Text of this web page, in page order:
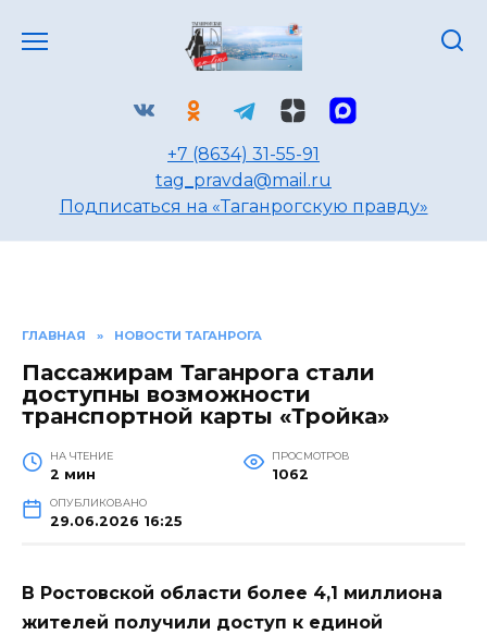
+7 (8634) 31-55-91
tag_pravda@mail.ru
Подписаться на «Таганрогскую правду»
ГЛАВНАЯ » НОВОСТИ ТАГАНРОГА
Пассажирам Таганрога стали
доступны возможности
транспортной карты «Тройка»
НА ЧТЕНИЕ
2 мин
ПРОСМОТРОВ
1062
ОПУБЛИКОВАНО
29.06.2026 16:25
В Ростовской области более 4,1 миллиона
жителей получили доступ к единой